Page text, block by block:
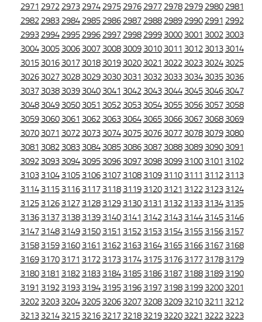
2971 2972 2973 2974 2975 2976 2977 2978 2979 2980 2981
2982 2983 2984 2985 2986 2987 2988 2989 2990 2991 2992
2993 2994 2995 2996 2997 2998 2999 3000 3001 3002 3003
3004 3005 3006 3007 3008 3009 3010 3011 3012 3013 3014
3015 3016 3017 3018 3019 3020 3021 3022 3023 3024 3025
3026 3027 3028 3029 3030 3031 3032 3033 3034 3035 3036
3037 3038 3039 3040 3041 3042 3043 3044 3045 3046 3047
3048 3049 3050 3051 3052 3053 3054 3055 3056 3057 3058
3059 3060 3061 3062 3063 3064 3065 3066 3067 3068 3069
3070 3071 3072 3073 3074 3075 3076 3077 3078 3079 3080
3081 3082 3083 3084 3085 3086 3087 3088 3089 3090 3091
3092 3093 3094 3095 3096 3097 3098 3099 3100 3101 3102
3103 3104 3105 3106 3107 3108 3109 3110 3111 3112 3113
3114 3115 3116 3117 3118 3119 3120 3121 3122 3123 3124
3125 3126 3127 3128 3129 3130 3131 3132 3133 3134 3135
3136 3137 3138 3139 3140 3141 3142 3143 3144 3145 3146
3147 3148 3149 3150 3151 3152 3153 3154 3155 3156 3157
3158 3159 3160 3161 3162 3163 3164 3165 3166 3167 3168
3169 3170 3171 3172 3173 3174 3175 3176 3177 3178 3179
3180 3181 3182 3183 3184 3185 3186 3187 3188 3189 3190
3191 3192 3193 3194 3195 3196 3197 3198 3199 3200 3201
3202 3203 3204 3205 3206 3207 3208 3209 3210 3211 3212
3213 3214 3215 3216 3217 3218 3219 3220 3221 3222 3223